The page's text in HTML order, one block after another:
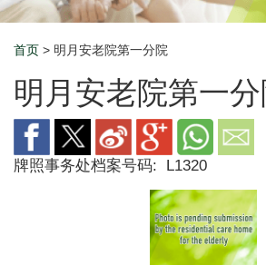
Breadcrumb
首页 > 明月安老院第一分院
明月安老院第一
牌照事务处档案号码: L1320